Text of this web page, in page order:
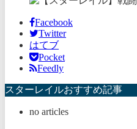
Facebook
Twitter
はてブ
Pocket
Feedly
スターレイルおすすめ記事
no articles